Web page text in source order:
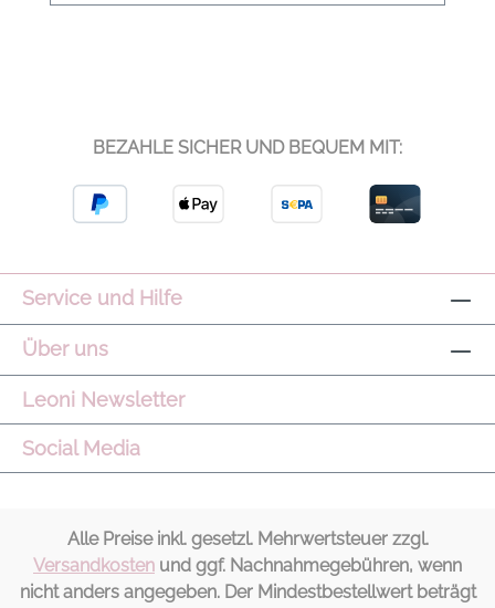
BEZAHLE SICHER UND BEQUEM MIT:
Service und Hilfe
Über uns
Leoni Newsletter
Social Media
Alle Preise inkl. gesetzl. Mehrwertsteuer zzgl.
Versandkosten und ggf. Nachnahmegebühren, wenn
nicht anders angegeben. Der Mindestbestellwert beträgt